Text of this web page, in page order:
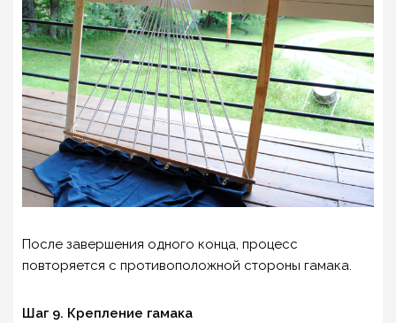
После завершения одного конца, процесс
повторяется с противоположной стороны гамака.
Шаг 9. Крепление гамака